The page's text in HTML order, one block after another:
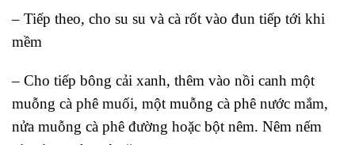
– Tiếp theo, cho su su và cà rốt vào đun tiếp tới khi
mềm
– Cho tiếp bông cải xanh, thêm vào nồi canh một
muỗng cà phê muối, một muỗng cà phê nước mắm,
nửa muỗng cà phê đường hoặc bột nêm. Nêm nếm